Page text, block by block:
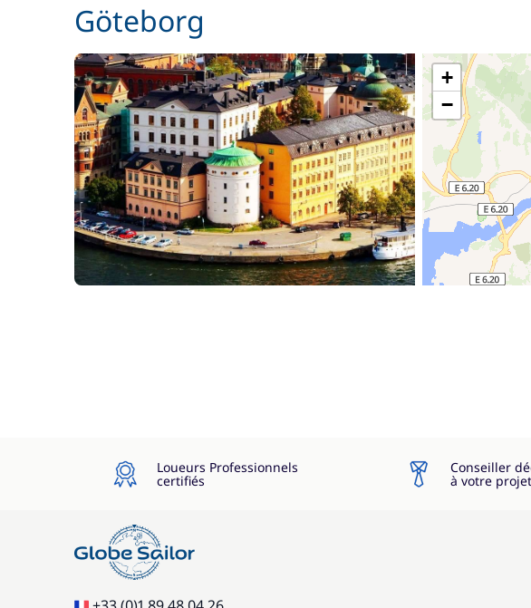
Göteborg
+
−
Loueurs Professionnels
certifiés
Conseiller
à votre projet